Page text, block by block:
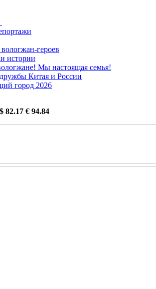
героев
истории
Мы настоящая семья!
Китая и России
город 2026
$ 82.17 € 94.84